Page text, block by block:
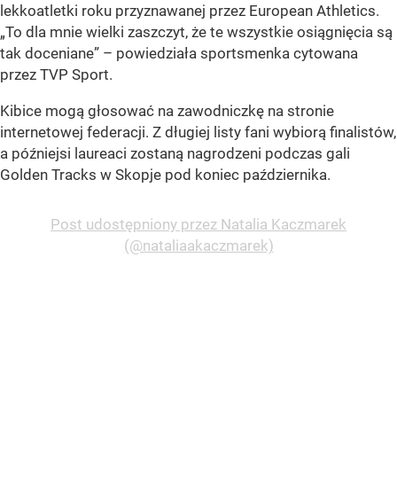
lekkoatletki roku przyznawanej przez European Athletics.
„To dla mnie wielki zaszczyt, że te wszystkie osiągnięcia są
tak doceniane” – powiedziała sportsmenka cytowana
przez TVP Sport.
Kibice mogą głosować na zawodniczkę na stronie
internetowej federacji. Z długiej listy fani wybiorą finalistów,
a późniejsi laureaci zostaną nagrodzeni podczas gali
Golden Tracks w Skopje pod koniec października.
Post udostępniony przez Natalia Kaczmarek
(@nataliaakaczmarek)